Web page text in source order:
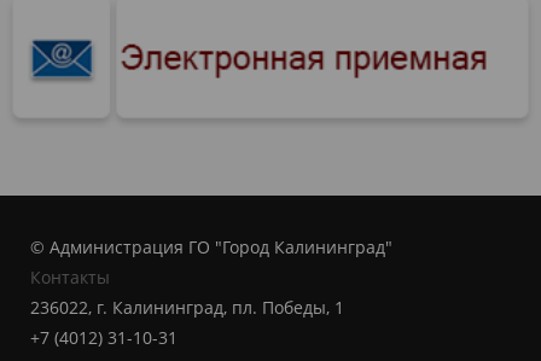
© Администрация ГО "Город Калининград"
Контакты
236022, г. Калининград, пл. Победы, 1
+7 (4012) 31-10-31